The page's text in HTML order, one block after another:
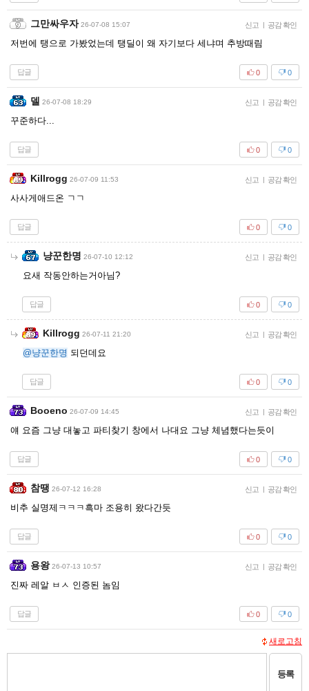
그만싸우자 26-07-08 15:07 신고 | 공감 확인
저번에 탱으로 가봤었는데 탱딜이 왜 자기보다 세냐며 추방때림
답글 0
0
델 26-07-08 18:29 신고 | 공감 확인
꾸준하다...
답글 0
0
Killrogg 26-07-09 11:53 신고 | 공감 확인
사사게애드온 ㄱㄱ
답글 0
0
냥꾼한명 26-07-10 12:12 신고 | 공감 확인
요새 작동안하는거아님?
답글 0
0
Killrogg 26-07-11 21:20 신고 | 공감 확인
@냥꾼한명 되던데요
답글 0
0
Booeno 26-07-09 14:45 신고 | 공감 확인
얘 요즘 그냥 대놓고 파티찾기 창에서 나대요 그냥 체념했다는듯이
답글 0
0
참땡 26-07-12 16:28 신고 | 공감 확인
비추 실명제ㅋㅋㅋ흑마 조용히 왔다간듯
답글 0
0
용왕 26-07-13 10:57 신고 | 공감 확인
진짜 레알 ㅂㅅ 인증된 놈임
답글 0
0
새로고침
등록